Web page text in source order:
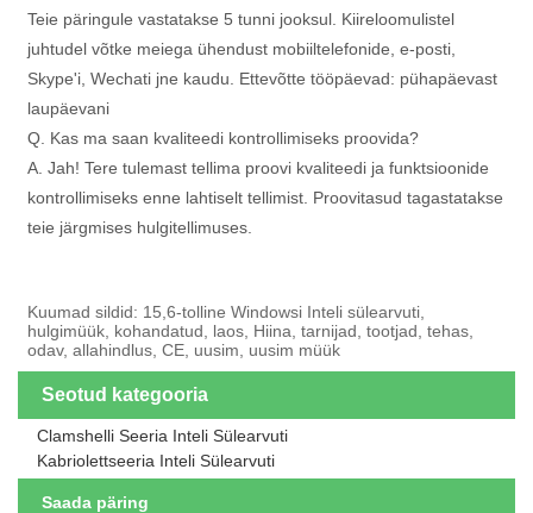
Teie päringule vastatakse 5 tunni jooksul. Kiireloomulistel
juhtudel võtke meiega ühendust mobiiltelefonide, e-posti,
Skype'i, Wechati jne kaudu. Ettevõtte tööpäevad: pühapäevast
laupäevani
Q. Kas ma saan kvaliteedi kontrollimiseks proovida?
A. Jah! Tere tulemast tellima proovi kvaliteedi ja funktsioonide
kontrollimiseks enne lahtiselt tellimist. Proovitasud tagastatakse
teie järgmises hulgitellimuses.
Kuumad sildid: 15,6-tolline Windowsi Inteli sülearvuti,
hulgimüük, kohandatud, laos, Hiina, tarnijad, tootjad, tehas,
odav, allahindlus, CE, uusim, uusim müük
Seotud kategooria
Clamshelli Seeria Inteli Sülearvuti
Kabriolettseeria Inteli Sülearvuti
Saada päring